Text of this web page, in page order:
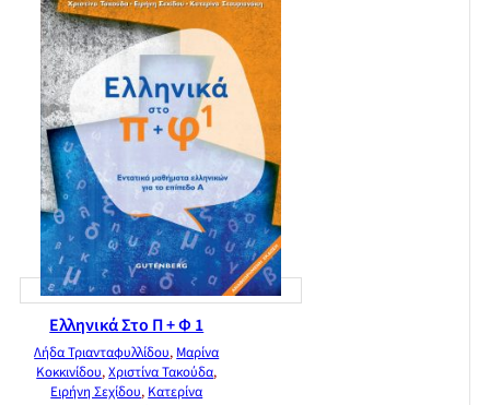
Ελληνικά Στο Π + Φ 1
Λήδα Τριανταφυλλίδου, Μαρίνα
Κοκκινίδου,Χριστίνα Τακούδα,
Ειρήνη Σεχίδου, Κατερίνα